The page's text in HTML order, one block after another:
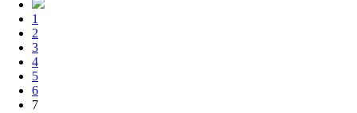
1
2
3
4
5
6
7